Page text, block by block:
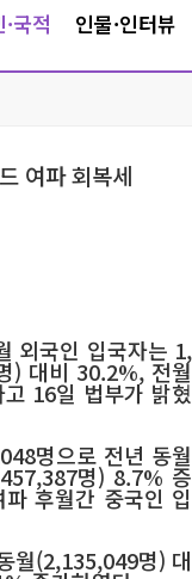
국적 인물·인터뷰
여파 회복세
외국인 입국자는 1,
) 대비 30.2%, 전월
16일 법부가 밝혔
명으로 전년 동월
명) 8.7% 증
후월간 중국인 입
월(2,135,049명) 대